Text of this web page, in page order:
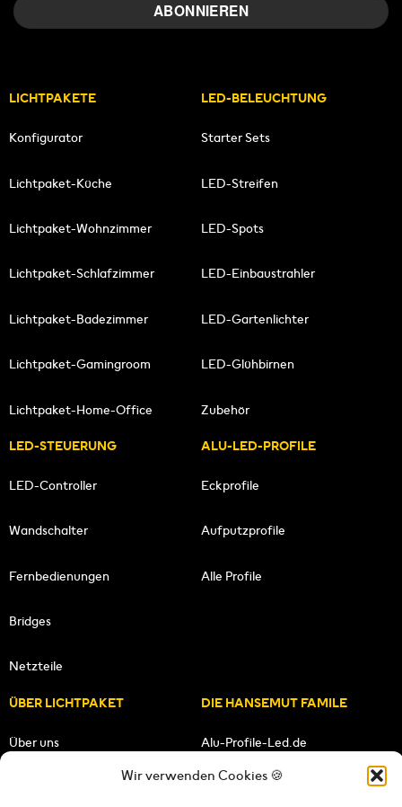
Wir verwenden Cookies 🍪
LICHTPAKETE
Konfigurator
Lichtpaket-Küche
Lichtpaket-Wohnzimmer
Lichtpaket-Schlafzimmer
Lichtpaket-Badezimmer
Lichtpaket-Gamingroom
Lichtpaket-Home-Office
LED-BELEUCHTUNG
Starter Sets
LED-Streifen
LED-Spots
LED-Einbaustrahler
LED-Gartenlichter
LED-Glühbirnen
Zubehör
LED-STEUERUNG
LED-Controller
Wandschalter
Fernbedienungen
Bridges
Netzteile
ALU-LED-PROFILE
Eckprofile
Aufputzprofile
Alle Profile
ÜBER LICHTPAKET
Über uns
DIE HANSEMUT FAMILE
Alu-Profile-Led.de